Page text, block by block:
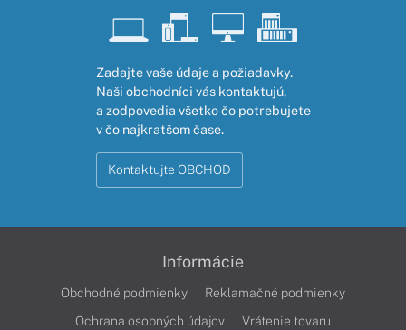
Zadajte vaše údaje a požiadavky.
Naši obchodníci vás kontaktujú,
a zodpovedia všetko čo potrebujete
v čo najkratšom čase.
Kontaktujte OBCHOD
Informácie
Obchodné podmienky
Reklamačné podmienky
Ochrana osobných údajov
Vrátenie tovaru